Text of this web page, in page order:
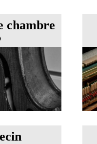
chambre
musique de
Blanc